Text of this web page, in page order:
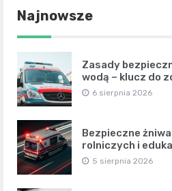
Najnowsze
Zasady
wodą – klucz do
6 sierpnia 2026
Bezpieczne
rolniczych i
5 sierpnia 2026